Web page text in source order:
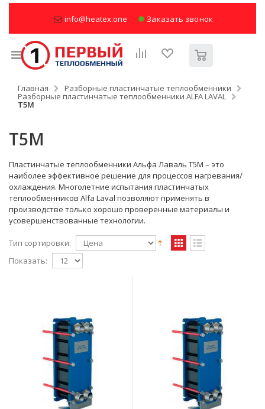
info@heatex.one Заказать звонок
Главная Разборные пластинчатые теплообменники
Разборные пластинчатые теплообменники ALFA LAVAL
T5M
T5M
Пластинчатые теплообменники Альфа Лаваль T5M – это
наиболее эффективное решение для процессов нагревания/
охлаждения. Многолетние испытания пластинчатых
теплообменников Alfa Laval позволяют применять в
производстве только хорошо проверенные материалы и
усовершенствованные технологии.
Тип сортировки:
Показать: